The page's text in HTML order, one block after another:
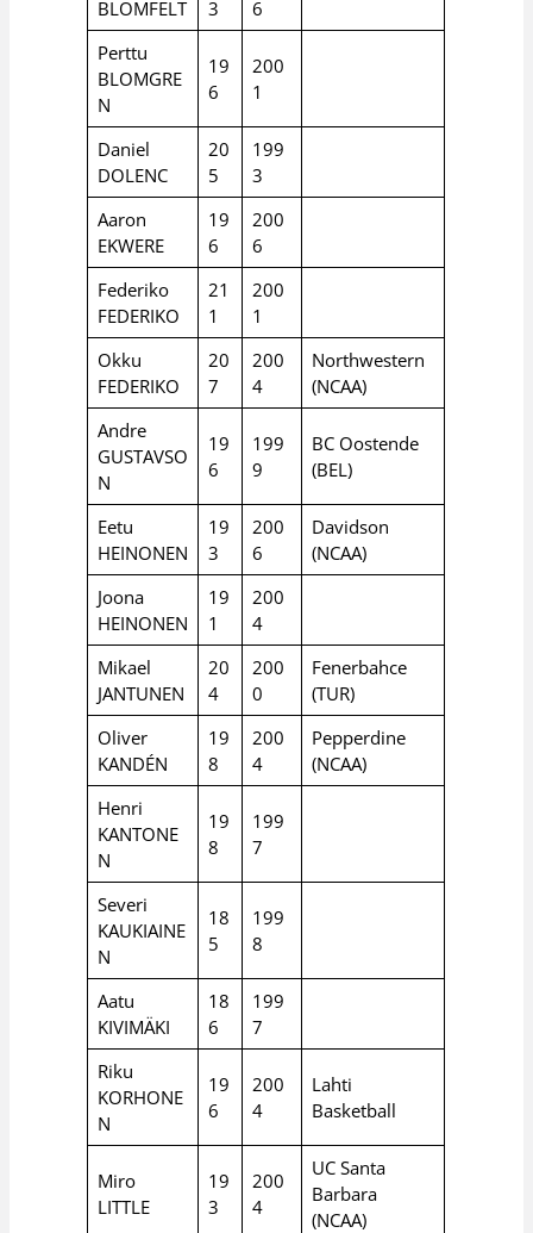
BLOMFELT 3
6
Perttu
BLOMGRE
N
19
6
200
1
Daniel
DOLENC
20
5
199
3
Aaron
EKWERE
19
6
200
6
Federiko
FEDERIKO
21
1
200
1
Okku
FEDERIKO
20
7
200
4
Northwestern
(NCAA)
Andre
GUSTAVSO
N
19
6
199
9
BC Oostende
(BEL)
Eetu
HEINONEN
19
3
200
6
Davidson
(NCAA)
Joona
HEINONEN
19
1
200
4
Mikael
JANTUNEN
20
4
200
0
Fenerbahce
(TUR)
Oliver
KANDÉN
19
8
200
4
Pepperdine
(NCAA)
Henri
KANTONE
N
19
8
199
7
Severi
KAUKIAINE
N
18
5
199
8
Aatu
KIVIMÄKI
18
6
199
7
Riku
KORHONE
N
19
6
200
4
Lahti
Basketball
Miro
LITTLE
19
3
200
4
UC Santa
Barbara
(NCAA)